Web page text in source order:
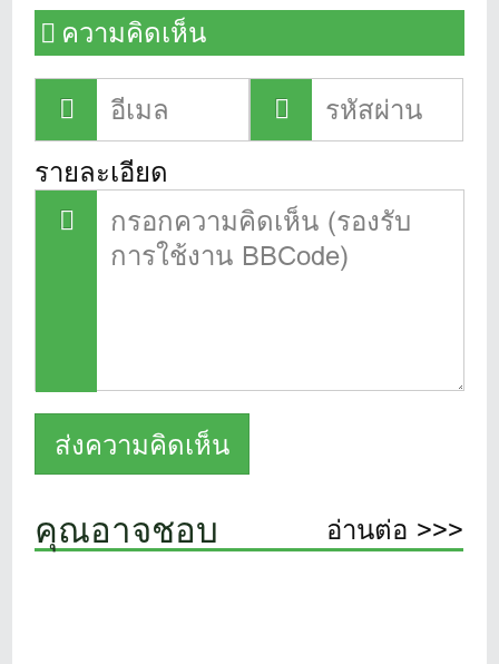
ความคิดเห็น
รายละเอียด
คุณอาจชอบ อ่านต่อ >>>